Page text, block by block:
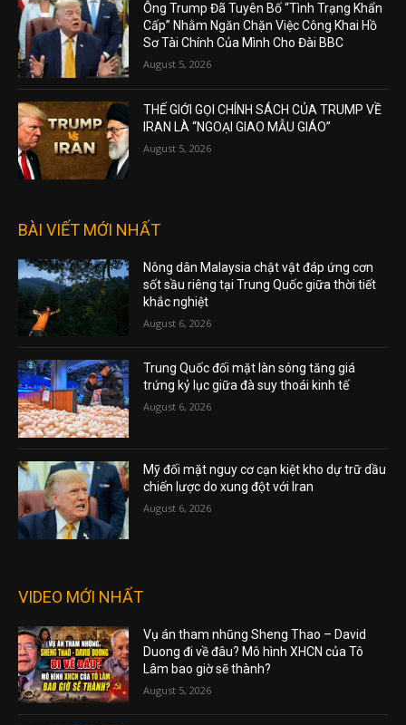
Ông Trump Đã Tuyên Bố “Tình Trạng Khẩn
Cấp” Nhằm Ngăn Chặn Việc Công Khai Hồ
Sơ Tài Chính Của Mình Cho Đài BBC
August 5, 2026
THẾ GIỚI GỌI CHÍNH SÁCH CỦA TRUMP VỀ
IRAN LÀ “NGOẠI GIAO MẪU GIÁO”
August 5, 2026
BÀI VIẾT MỚI NHẤT
Nông dân Malaysia chật vật đáp ứng cơn
sốt sầu riêng tại Trung Quốc giữa thời tiết
khắc nghiệt
August 6, 2026
Trung Quốc đối mặt làn sóng tăng giá
trứng kỷ lục giữa đà suy thoái kinh tế
August 6, 2026
Mỹ đối mặt nguy cơ cạn kiệt kho dự trữ dầu
chiến lược do xung đột với Iran
August 6, 2026
VIDEO MỚI NHẤT
Vụ án tham nhũng Sheng Thao – David
Duong đi về đâu? Mô hình XHCN của Tô
Lâm bao giờ sẽ thành?
August 5, 2026